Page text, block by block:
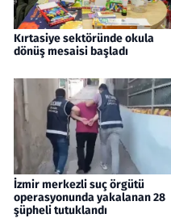
Kırtasiye sektöründe okula
dönüş mesaisi başladı
İzmir merkezli suç örgütü
operasyonunda yakalanan 28
şüpheli tutuklandı